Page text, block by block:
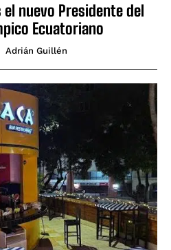
nuevo Presidente del
Ecuatoriano
Adrián Guillén